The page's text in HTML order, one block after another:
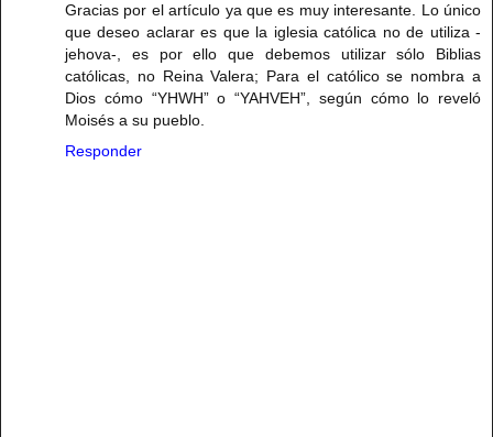
Gracias por el artículo ya que es muy interesante. Lo único
que deseo aclarar es que la iglesia católica no de utiliza -
jehova-, es por ello que debemos utilizar sólo Biblias
católicas, no Reina Valera; Para el católico se nombra a
Dios cómo “YHWH” o “YAHVEH”, según cómo lo reveló
Moisés a su pueblo.
Responder